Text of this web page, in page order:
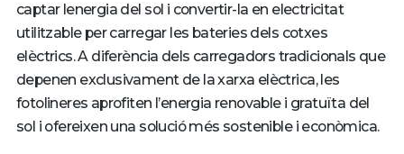
captar lenergia del sol i convertir-la en electricitat
utilitzable per carregar les bateries dels cotxes
elèctrics. A diferència dels carregadors tradicionals que
depenen exclusivament de la xarxa elèctrica, les
fotolineres aprofiten l’energia renovable i gratuïta del
sol i ofereixen una solució més sostenible i econòmica.